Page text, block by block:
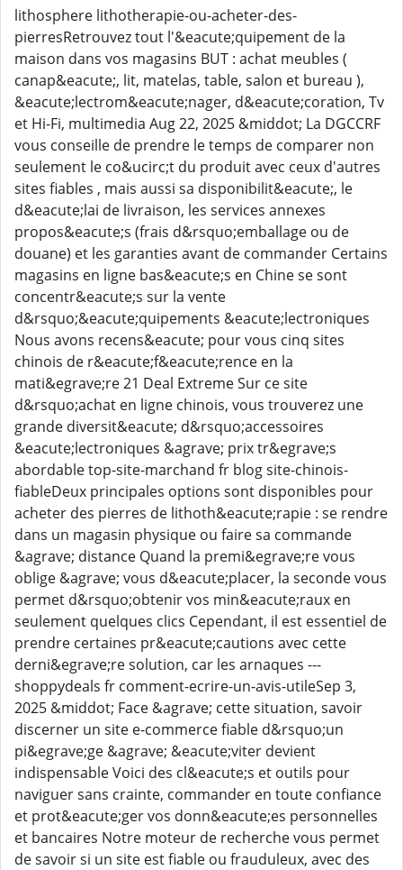
lithosphere lithotherapie-ou-acheter-des-
pierresRetrouvez tout l'&eacute;quipement de la
maison dans vos magasins BUT : achat meubles (
canap&eacute;, lit, matelas, table, salon et bureau ),
&eacute;lectrom&eacute;nager, d&eacute;coration, Tv
et Hi-Fi, multimedia Aug 22, 2025 &middot; La DGCCRF
vous conseille de prendre le temps de comparer non
seulement le co&ucirc;t du produit avec ceux d'autres
sites fiables , mais aussi sa disponibilit&eacute;, le
d&eacute;lai de livraison, les services annexes
propos&eacute;s (frais d&rsquo;emballage ou de
douane) et les garanties avant de commander Certains
magasins en ligne bas&eacute;s en Chine se sont
concentr&eacute;s sur la vente
d&rsquo;&eacute;quipements &eacute;lectroniques
Nous avons recens&eacute; pour vous cinq sites
chinois de r&eacute;f&eacute;rence en la
mati&egrave;re 21 Deal Extreme Sur ce site
d&rsquo;achat en ligne chinois, vous trouverez une
grande diversit&eacute; d&rsquo;accessoires
&eacute;lectroniques &agrave; prix tr&egrave;s
abordable top-site-marchand fr blog site-chinois-
fiableDeux principales options sont disponibles pour
acheter des pierres de lithoth&eacute;rapie : se rendre
dans un magasin physique ou faire sa commande
&agrave; distance Quand la premi&egrave;re vous
oblige &agrave; vous d&eacute;placer, la seconde vous
permet d&rsquo;obtenir vos min&eacute;raux en
seulement quelques clics Cependant, il est essentiel de
prendre certaines pr&eacute;cautions avec cette
derni&egrave;re solution, car les arnaques ---
shoppydeals fr comment-ecrire-un-avis-utileSep 3,
2025 &middot; Face &agrave; cette situation, savoir
discerner un site e-commerce fiable d&rsquo;un
pi&egrave;ge &agrave; &eacute;viter devient
indispensable Voici des cl&eacute;s et outils pour
naviguer sans crainte, commander en toute confiance
et prot&eacute;ger vos donn&eacute;es personnelles
et bancaires Notre moteur de recherche vous permet
de savoir si un site est fiable ou frauduleux, avec des